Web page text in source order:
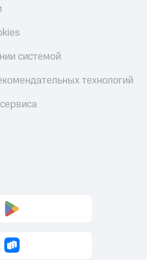
системой
технологий